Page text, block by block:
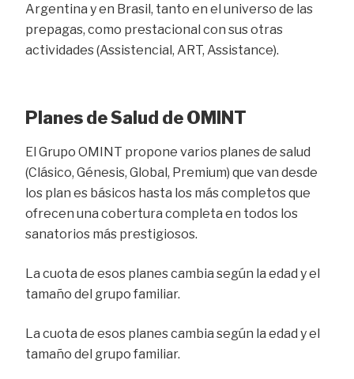
Argentina y en Brasil, tanto en el universo de las
prepagas, como prestacional con sus otras
actividades (Assistencial, ART, Assistance).
Planes de Salud de OMINT
El Grupo OMINT propone varios planes de salud
(Clásico, Génesis, Global, Premium) que van desde
los plan es básicos hasta los más completos que
ofrecen una cobertura completa en todos los
sanatorios más prestigiosos.
La cuota de esos planes cambia según la edad y el
tamaño del grupo familiar.
La cuota de esos planes cambia según la edad y el
tamaño del grupo familiar.